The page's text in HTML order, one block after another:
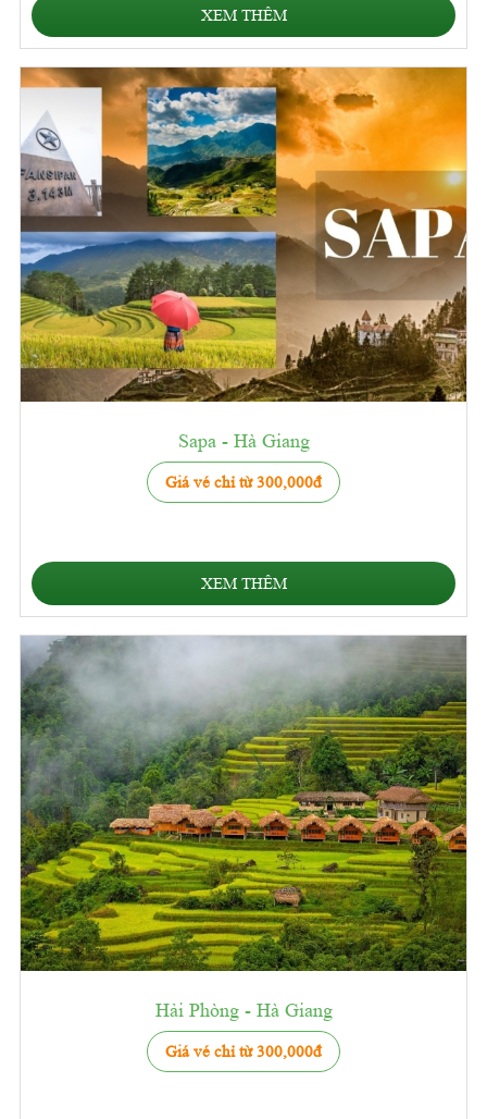
XEM THÊM
Sapa - Hà Giang
Giá vé chỉ từ 300,000đ
XEM THÊM
Hải Phòng - Hà Giang
Giá vé chỉ từ 300,000đ